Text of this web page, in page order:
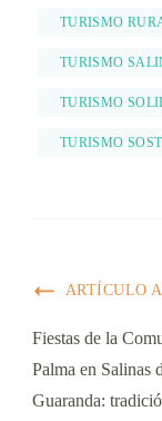
TURISMO
TURISMO
TURISMO
TURISMO
ARTÍCULO
Fiestas de la
Palma en Salinas
Guaranda: